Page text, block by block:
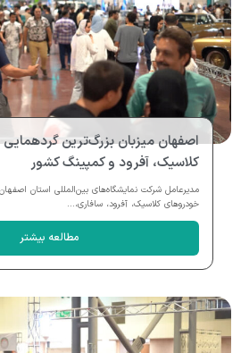
اصفهان میزبان بزرگ‌ترین
کلاسیک، آفرود و کمپینگ کشور
مدیرعامل شرکت نمایشگاه‌های بین‌المللی استان
خودروهای کلاسیک، آفرود، سافاری،...
مطالعه بیشتر